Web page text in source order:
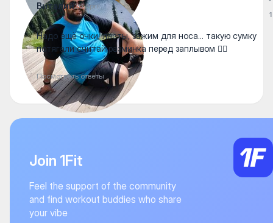
Виталий26 April
Надо ещё очки, ласты, зажим для носа... такую сумку
потягали считай разминка перед заплывом 🏊‍♀️
Посмотреть ответы
1
Join 1Fit
Feel the support of the community
and find workout buddies who share
your vibe